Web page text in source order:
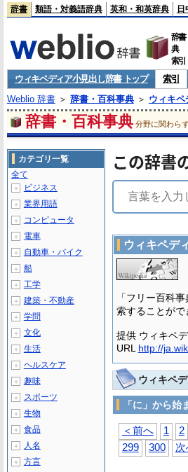
辞書 類語・対義語辞典 英和・和英辞典
辞書
典
索引
ウィキペディア小見出し辞書 トップ 索引
Weblio 辞書＞ 辞書・百科事典＞ ウィキペ
辞書・百科事典 分野に関わら
この辞書
ウィキペデ
「フリー百科
索することがで
提供 ウィキペ
URL http://
ウィキペ
「に」から始
＜前へ 1 2
299
300 次
カテゴリ一覧
全て
＋ ビジネス
＋ 業界用語
＋ コンピュータ
＋ 電車
＋ 自動車・バイク
＋ 船
＋ 工学
＋ 建築・不動産
＋ 学問
＋ 文化
＋ 生活
＋ ヘルスケア
＋ 趣味
＋ スポーツ
＋ 生物
＋ 食品
＋ 人名
＋ 方言